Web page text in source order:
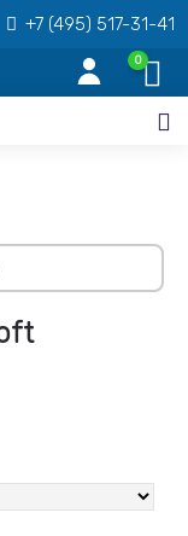
+7 (495) 517-31-41
0